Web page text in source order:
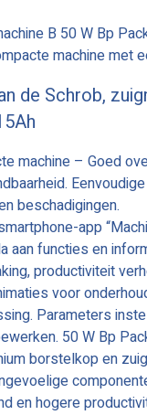
B 50 W Bp
machine met
de Schrob,
machine – Goed
beschadigingen.
app
aan functies en
productiviteit
voor
Parameters
50 W Bp
borstelkop en
en hogere